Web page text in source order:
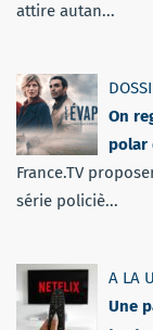
attire autan...
On
polar
France.TV
série policiè...
A LA
Une